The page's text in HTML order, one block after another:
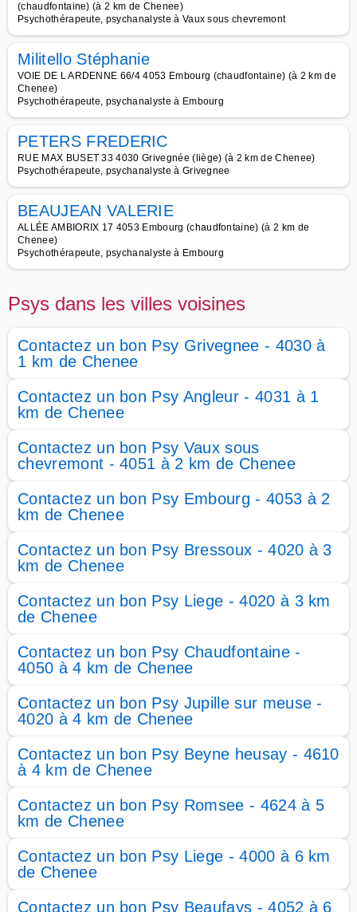
(chaudfontaine) (à 2 km de Chenee)
Psychothérapeute, psychanalyste à Vaux sous chevremont
Militello Stéphanie
VOIE DE L ARDENNE 66/4 4053 Embourg (chaudfontaine) (à 2 km de
Chenee)
Psychothérapeute, psychanalyste à Embourg
PETERS FREDERIC
RUE MAX BUSET 33 4030 Grivegnée (liège) (à 2 km de Chenee)
Psychothérapeute, psychanalyste à Grivegnee
BEAUJEAN VALERIE
ALLÉE AMBIORIX 17 4053 Embourg (chaudfontaine) (à 2 km de
Chenee)
Psychothérapeute, psychanalyste à Embourg
Psys dans les villes voisines
Contactez un bon Psy Grivegnee - 4030 à
1 km de Chenee
Contactez un bon Psy Angleur - 4031 à 1
km de Chenee
Contactez un bon Psy Vaux sous
chevremont - 4051 à 2 km de Chenee
Contactez un bon Psy Embourg - 4053 à 2
km de Chenee
Contactez un bon Psy Bressoux - 4020 à 3
km de Chenee
Contactez un bon Psy Liege - 4020 à 3 km
de Chenee
Contactez un bon Psy Chaudfontaine -
4050 à 4 km de Chenee
Contactez un bon Psy Jupille sur meuse -
4020 à 4 km de Chenee
Contactez un bon Psy Beyne heusay - 4610
à 4 km de Chenee
Contactez un bon Psy Romsee - 4624 à 5
km de Chenee
Contactez un bon Psy Liege - 4000 à 6 km
de Chenee
Contactez un bon Psy Beaufays - 4052 à 6